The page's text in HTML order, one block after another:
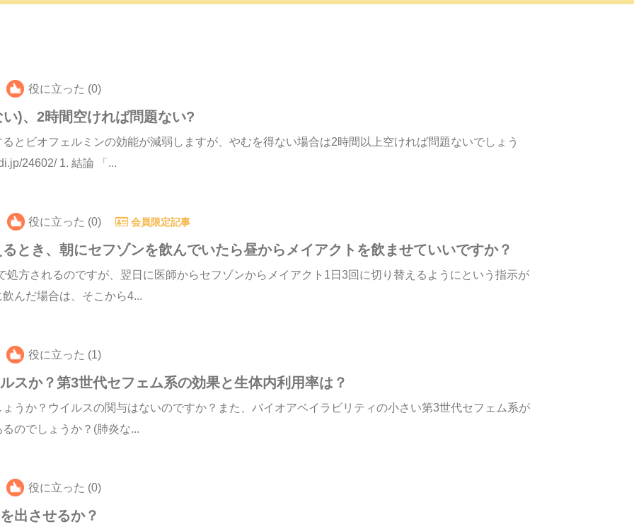
役に立った (0)
)、2時間空ければ問題ない?
とビオフェルミンの効能が減弱しますが、やむを得ない場合は2時間以上空ければ問題ないでしょう
24602/ 1. 結論 「...
役に立った (0) 会員限定記事
とき、朝にセフゾンを飲んでいたら昼からメイアクトを飲ませていいですか？
方されるのですが、翌日に医師からセフゾンからメイアクト1日3回に切り替えるようにという指示が
んだ場合は、そこから4...
役に立った (1)
スか？第3世代セフェム系の効果と生体内利用率は？
うか？ウイルスの関与はないのですか？また、バイオアベイラビリティの小さい第3世代セフェム系が
のでしょうか？(肺炎な...
役に立った (0)
出させるか？